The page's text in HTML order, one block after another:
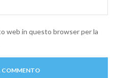
web in questo browser per la